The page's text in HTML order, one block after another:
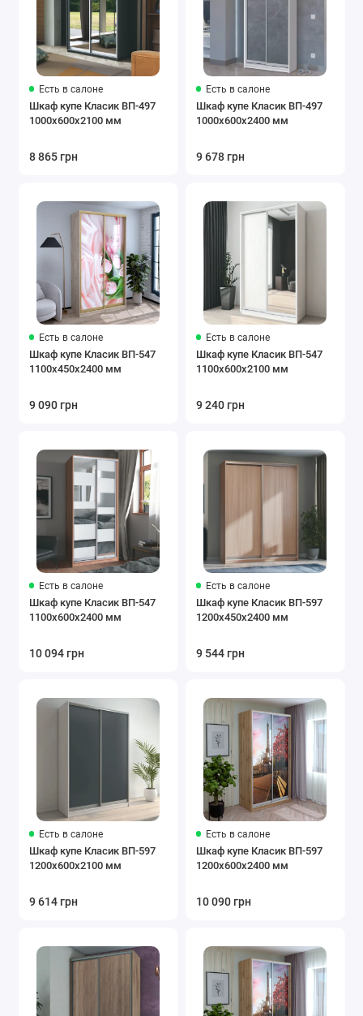
Есть в салоне
Шкаф купе Класик ВП-497
1000х600х2100 мм
8 865 грн
Есть в салоне
Шкаф купе Класик ВП-497
1000х600х2400 мм
9 678 грн
Есть в салоне
Шкаф купе Класик ВП-547
1100х450х2400 мм
9 090 грн
Есть в салоне
Шкаф купе Класик ВП-547
1100х600х2100 мм
9 240 грн
Есть в салоне
Шкаф купе Класик ВП-547
1100х600х2400 мм
10 094 грн
Есть в салоне
Шкаф купе Класик ВП-597
1200х450х2400 мм
9 544 грн
Есть в салоне
Шкаф купе Класик ВП-597
1200х600х2100 мм
9 614 грн
Есть в салоне
Шкаф купе Класик ВП-597
1200х600х2400 мм
10 090 грн